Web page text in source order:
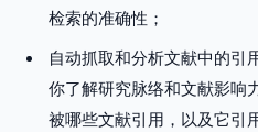
检索的准确性；
自动抓取和分析文献中的引
你了解研究脉络和文献影响
被哪些文献引用，以及它引